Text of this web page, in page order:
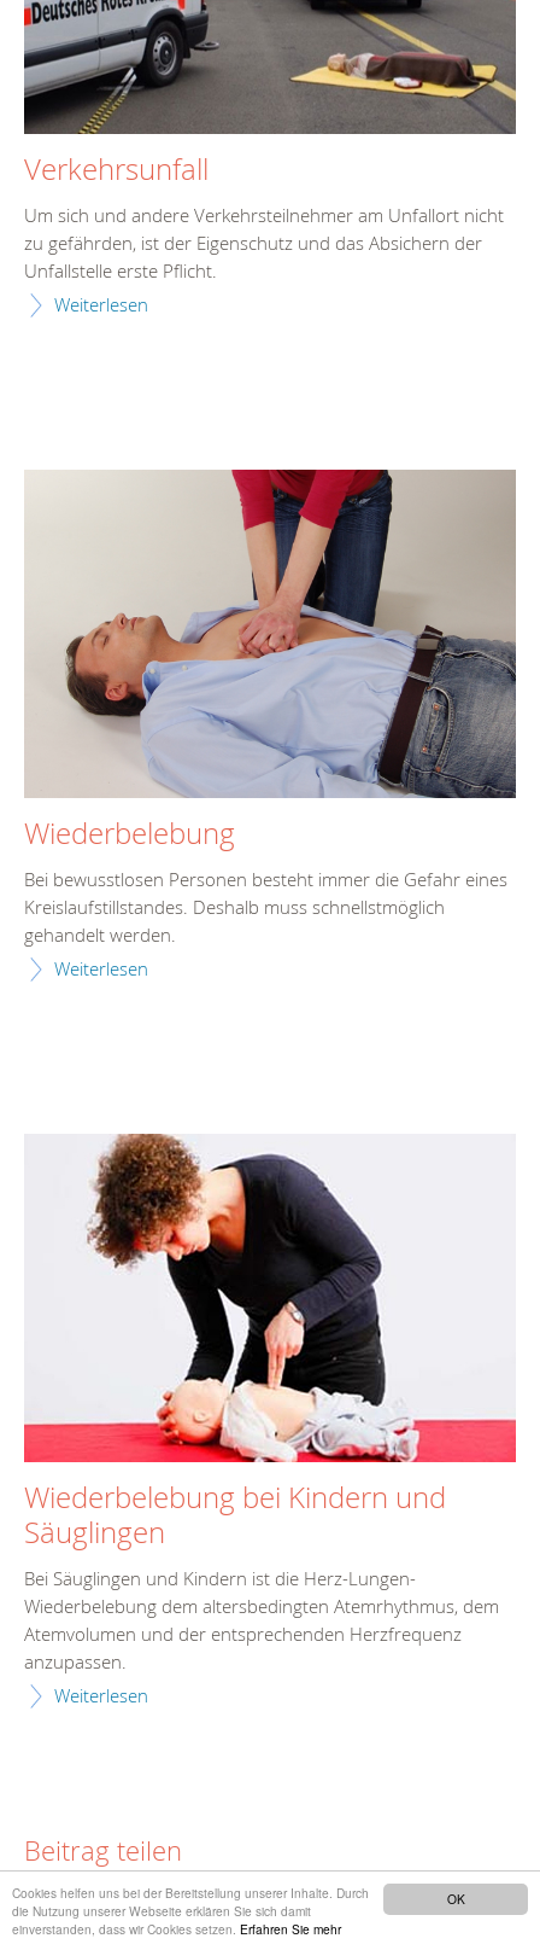
OK
Cookies helfen uns bei der Bereitstellung unserer Inhalte. Durch
die Nutzung unserer Webseite erklären Sie sich damit
einverstanden, dass wir Cookies setzen. Erfahren Sie mehr
Verkehrsunfall
Um sich und andere Verkehrsteilnehmer am Unfallort nicht
zu gefährden, ist der Eigenschutz und das Absichern der
Unfallstelle erste Pflicht.
Weiterlesen
Wiederbelebung
Bei bewusstlosen Personen besteht immer die Gefahr eines
Kreislaufstillstandes. Deshalb muss schnellstmöglich
gehandelt werden.
Weiterlesen
Wiederbelebung bei Kindern und
Säuglingen
Bei Säuglingen und Kindern ist die Herz-Lungen-
Wiederbelebung dem altersbedingten Atemrhythmus, dem
Atemvolumen und der entsprechenden Herzfrequenz
anzupassen.
Weiterlesen
Beitrag teilen